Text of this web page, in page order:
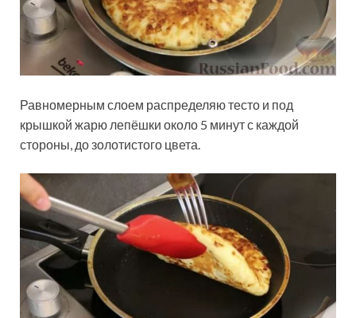
Равномерным слоем распределяю тесто и под
крышкой жарю лепёшки около 5 минут с каждой
стороны, до золотистого цвета.